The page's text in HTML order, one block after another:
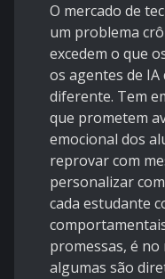
O mercado de
um problema
excedem o que
os agentes de
diferente. Tem
que prometem
emocional dos
reprovar com
personalizar
cada estudante
promessas, é
algumas são